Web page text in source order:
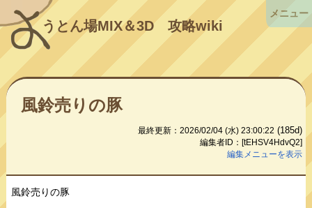
うとん場MIX＆3D攻略wiki
風鈴売りの豚
最終更新：2026/02/04 (水) 23:00:22 (185d)
編集者ID：[tEHSV4HdvQ2]
編集メニューを表示
風鈴売りの豚
メニュー